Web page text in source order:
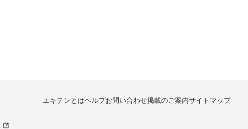
エキテンとはヘルプお問い合わせ掲載のご案内サイトマップ